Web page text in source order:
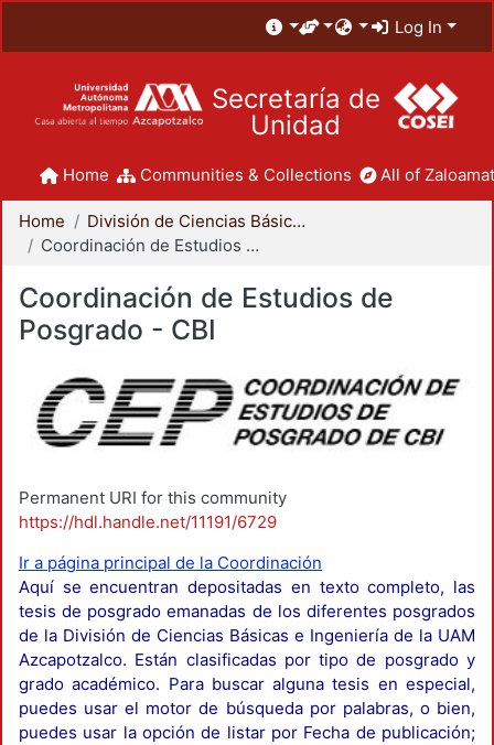
Log In
Secretaría de
Unidad
Home Communities & Collections All of
Home
División de Ciencias Básicas e Ingeniería
Coordinación de Estudios de Posgrado - CBI
Coordinación de Estudios de
Posgrado - CBI
Permanent URI for this community
https://hdl.handle.net/11191/6729
Ir a página principal de la Coordinación
Aquí se encuentran depositadas en texto completo, las
tesis de posgrado emanadas de los diferentes posgrados
de la División de Ciencias Básicas e Ingeniería de la UAM
Azcapotzalco. Están clasificadas por tipo de posgrado y
grado académico. Para buscar alguna tesis en especial,
puedes usar el motor de búsqueda por palabras, o bien,
puedes usar la opción de listar por Fecha de publicación;